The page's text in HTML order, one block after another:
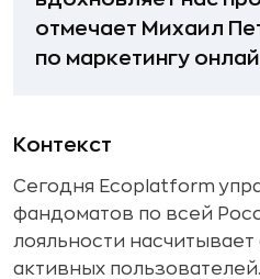
отмечает Михаил
по маркетингу
Контекст
Сегодня Ecoplatform
фандоматов по всей
лояльности
активных